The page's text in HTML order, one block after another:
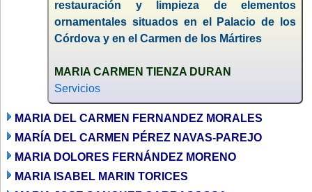
restauración y limpieza de elementos
ornamentales situados en el Palacio de los
Córdova y en el Carmen de los Mártires
MARIA CARMEN TIENZA DURAN
Servicios
MARIA DEL CARMEN FERNANDEZ MORALES
MARÍA DEL CARMEN PÉREZ NAVAS-PAREJO
MARIA DOLORES FERNÁNDEZ MORENO
MARIA ISABEL MARIN TORICES